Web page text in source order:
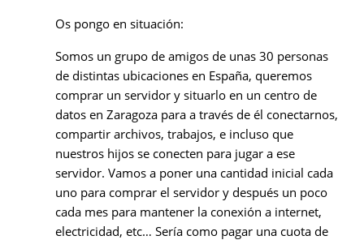
Os pongo en situación:
Somos un grupo de amigos de unas 30 personas
de distintas ubicaciones en España, queremos
comprar un servidor y situarlo en un centro de
datos en Zaragoza para a través de él conectarnos,
compartir archivos, trabajos, e incluso que
nuestros hijos se conecten para jugar a ese
servidor. Vamos a poner una cantidad inicial cada
uno para comprar el servidor y después un poco
cada mes para mantener la conexión a internet,
electricidad, etc… Sería como pagar una cuota de